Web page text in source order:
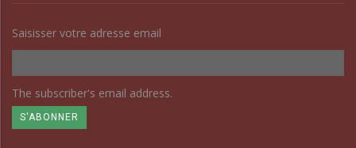
Saisisser votre adresse email
The subscriber's email address.